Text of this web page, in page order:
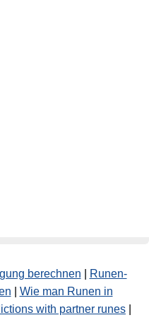
berechnen
Runen-
Wie man Runen in
with partner runes